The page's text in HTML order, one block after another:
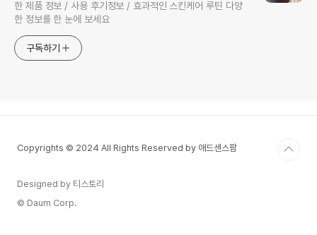
한 제품 정보 / 사용 후기정보 / 효과적인 스킨케어 루틴 다양
한 정보를 한 눈에 보세요
구독하기
Copyrights © 2024 All Rights Reserved by 애드센스팜
Designed by 티스토리
© Daum Corp.